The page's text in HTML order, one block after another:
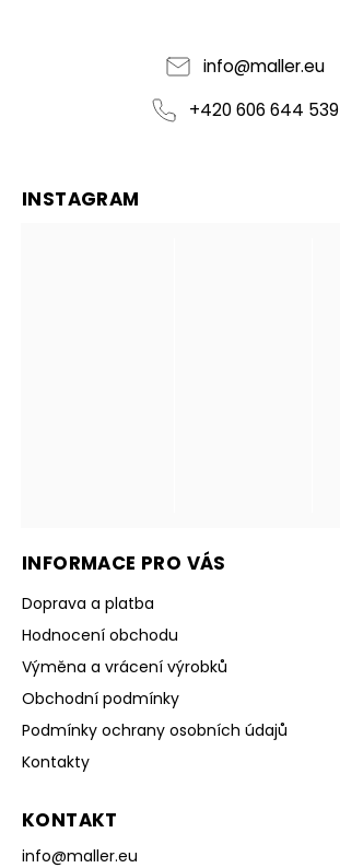
info@maller.eu
+420 606 644 539
INFORMACE PRO VÁS
Doprava a platba
Hodnocení obchodu
Výměna a vrácení výrobků
Obchodní podmínky
Podmínky ochrany osobních údajů
Kontakty
KONTAKT
info@maller.eu
INSTAGRAM